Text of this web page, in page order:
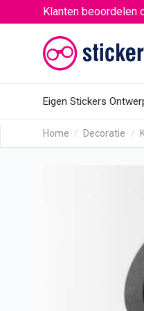
Klanten beoordelen
Eigen Stickers
Home Decoratie